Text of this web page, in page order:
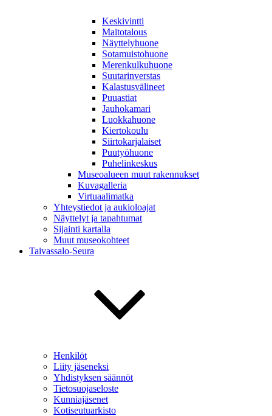
Keskivintti
Maitotalous
Näyttelyhuone
Sotamuistohuone
Merenkulkuhuone
Suutarinverstas
Kalastusvälineet
Puuastiat
Jauhokamari
Luokkahuone
Kiertokoulu
Siirtokarjalaiset
Puutyöhuone
Puhelinkeskus
Museoalueen muut rakennukset
Kuvagalleria
Virtuaalimatka
Yhteystiedot ja aukioloajat
Näyttelyt ja tapahtumat
Sijainti kartalla
Muut museokohteet
Taivassalo-Seura
Henkilöt
Liity jäseneksi
Yhdistyksen säännöt
Tietosuojaseloste
Kunniajäsenet
Kotiseutuarkisto